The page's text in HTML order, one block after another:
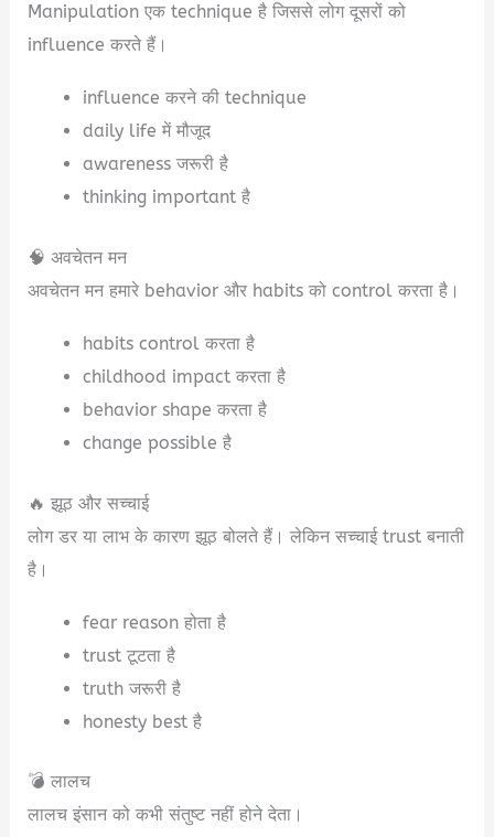
Manipulation एक technique है जिससे लोग दूसरों को
influence करते हैं।
influence करने की technique
daily life में मौजूद
awareness जरूरी है
thinking important है
🧠 अवचेतन मन
अवचेतन मन हमारे behavior और habits को control करता है।
habits control करता है
childhood impact करता है
behavior shape करता है
change possible है
🔥 झूठ और सच्चाई
लोग डर या लाभ के कारण झूठ बोलते हैं। लेकिन सच्चाई trust बनाती
है।
fear reason होता है
trust टूटता है
truth जरूरी है
honesty best है
💣 लालच
लालच इंसान को कभी संतुष्ट नहीं होने देता।